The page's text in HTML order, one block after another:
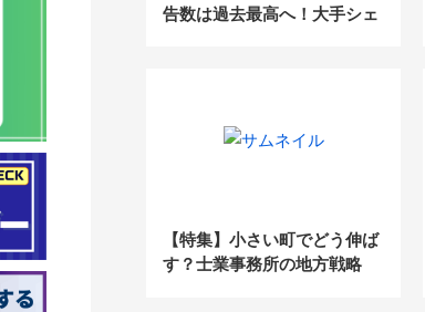
告数は過去最高へ！大手シェ
【特集】小さい町でどう伸ば
す？士業事務所の地方戦略